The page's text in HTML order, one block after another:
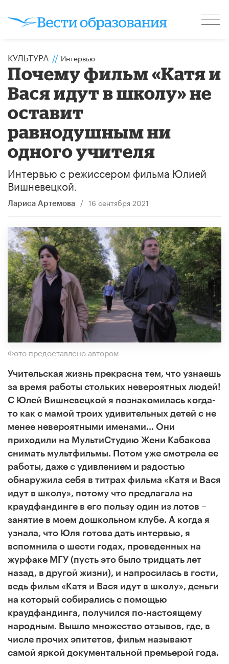
КУЛЬТУРА // Интервью
Почему фильм «Катя и
Вася идут в школу» не
оставит
равнодушным ни
одного учителя
Интервью с режиссером фильма Юлией
Вишневецкой.
Лариса Артемова / 16 сентября 2021
Фото предоставлено автором
Учительская жизнь прекрасна тем, что узнаешь
за время работы стольких невероятных людей!
С Юлей Вишневецкой я познакомилась когда-
то как с мамой троих удивительных детей с не
менее невероятными именами… Они
приходили на МультиСтудию Жени Кабакова
снимать мультфильмы. Потом уже смотрела ее
работы, даже с удивлением и радостью
обнаружила себя в титрах фильма «Катя и Вася
идут в школу», потому что предлагала на
краудфандинге в его пользу один из лотов –
занятие в моем дошкольном клубе. А когда я
узнала, что Юля готова дать интервью, я
вспомнила о шести годах, проведенных на
журфаке МГУ (пусть это было тридцать лет
назад, в другой жизни), и напросилась в гости,
ведь фильм «Катя и Вася идут в школу», деньги
на который собирались с помощью
краудфандинга, получился по-настоящему
народным. Вышло множество отзывов, где, в
числе прочих эпитетов, фильм называют
самой яркой документальной премьерой года.